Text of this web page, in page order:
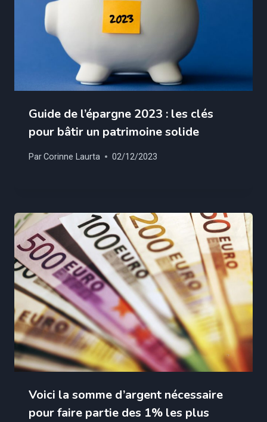
Guide de l’épargne 2023 : les clés
pour bâtir un patrimoine solide
ParCorinne Laurta 02/12/2023
Voici la somme d’argent nécessaire
pour faire partie des 1% les plus